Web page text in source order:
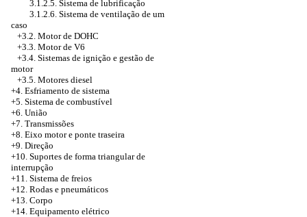
3.1.2.5. Sistema de lubrificação
3.1.2.6. Sistema de ventilação de um
caso
+3.2. Motor de DOHC
+3.3. Motor de V6
+3.4. Sistemas de ignição e gestão de
motor
+3.5. Motores diesel
+4. Esfriamento de sistema
+5. Sistema de combustível
+6. União
+7. Transmissões
+8. Eixo motor e ponte traseira
+9. Direção
+10. Suportes de forma triangular de
interrupção
+11. Sistema de freios
+12. Rodas e pneumáticos
+13. Corpo
+14. Equipamento elétrico